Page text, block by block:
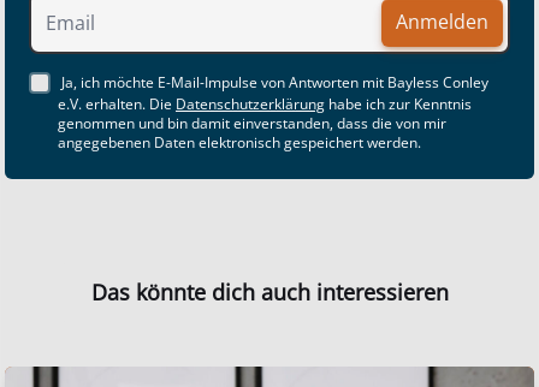
Anmelden
Ja, ich möchte E-Mail-Impulse von Antworten mit Bayless Conley
e.V. erhalten. Die Datenschutzerklärung habe ich zur Kenntnis
genommen und bin damit einverstanden, dass die von mir
angegebenen Daten elektronisch gespeichert werden.
Das könnte dich auch interessieren